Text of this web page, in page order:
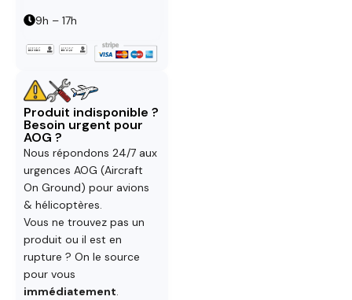
9h – 17h
Produit indisponible ?
Besoin urgent pour
AOG ?
Nous répondons 24/7 aux
urgences AOG (Aircraft
On Ground) pour avions
& hélicoptères.
Vous ne trouvez pas un
produit ou il est en
rupture ? On le source
pour vous
immédiatement.